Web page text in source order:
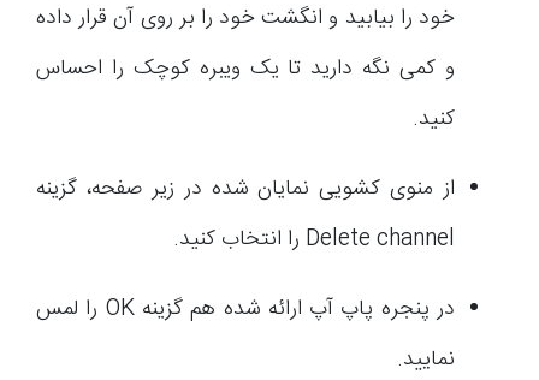
خود را بیابید و انگشت خود را بر روی آن قرار داده
و کمی نگه دارید تا یک ویبره کوچک را احساس
کنید.
از منوی کشویی نمایان شده در زیر صفحه، گزینه
Delete channel را انتخاب کنید.
در پنجره پاپ آپ ارائه شده هم گزینه OK را لمس
نمایید.